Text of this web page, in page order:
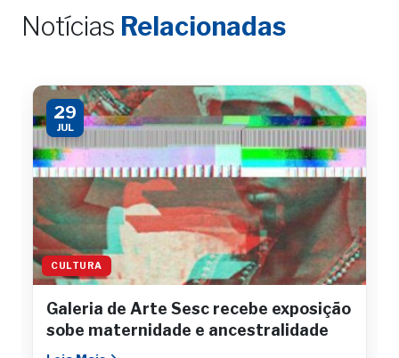
Notícias Relacionadas
29
JUL
CULTURA
Galeria de Arte Sesc recebe exposição
sobe maternidade e ancestralidade